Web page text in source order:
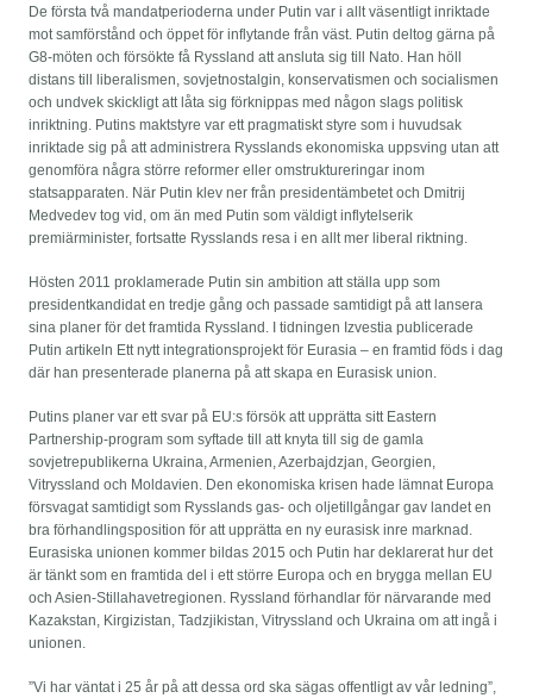
De första två mandatperioderna under Putin var i allt väsentligt inriktade
mot samförstånd och öppet för inflytande från väst. Putin deltog gärna på
G8-möten och försökte få Ryssland att ansluta sig till Nato. Han höll
distans till liberalismen, sovjetnostalgin, konservatismen och socialismen
och undvek skickligt att låta sig förknippas med någon slags politisk
inriktning. Putins maktstyre var ett pragmatiskt styre som i huvudsak
inriktade sig på att administrera Rysslands ekonomiska uppsving utan att
genomföra några större reformer eller omstruktureringar inom
statsapparaten. När Putin klev ner från presidentämbetet och Dmitrij
Medvedev tog vid, om än med Putin som väldigt inflytelserik
premiärminister, fortsatte Rysslands resa i en allt mer liberal riktning.
Hösten 2011 proklamerade Putin sin ambition att ställa upp som
presidentkandidat en tredje gång och passade samtidigt på att lansera
sina planer för det framtida Ryssland. I tidningen Izvestia publicerade
Putin artikeln Ett nytt integrationsprojekt för Eurasia – en framtid föds i dag
där han presenterade planerna på att skapa en Eurasisk union.
Putins planer var ett svar på EU:s försök att upprätta sitt Eastern
Partnership-program som syftade till att knyta till sig de gamla
sovjetrepublikerna Ukraina, Armenien, Azerbajdzjan, Georgien,
Vitryssland och Moldavien. Den ekonomiska krisen hade lämnat Europa
försvagat samtidigt som Rysslands gas- och oljetillgångar gav landet en
bra förhandlingsposition för att upprätta en ny eurasisk inre marknad.
Eurasiska unionen kommer bildas 2015 och Putin har deklarerat hur det
är tänkt som en framtida del i ett större Europa och en brygga mellan EU
och Asien-Stillahavetregionen. Ryssland förhandlar för närvarande med
Kazakstan, Kirgizistan, Tadzjikistan, Vitryssland och Ukraina om att ingå i
unionen.
”Vi har väntat i 25 år på att dessa ord ska sägas offentligt av vår ledning”,